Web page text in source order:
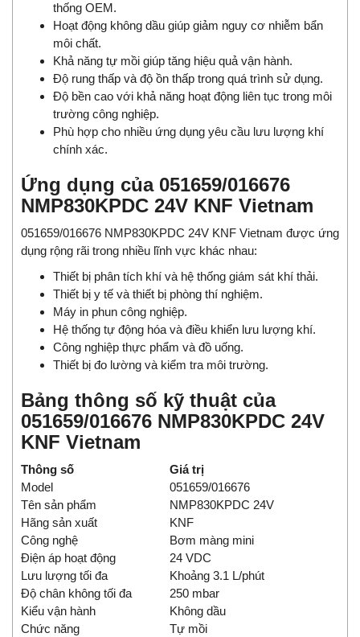
thống OEM.
Hoạt động không dầu giúp giảm nguy cơ nhiễm bẩn
môi chất.
Khả năng tự mồi giúp tăng hiệu quả vận hành.
Độ rung thấp và độ ồn thấp trong quá trình sử dụng.
Độ bền cao với khả năng hoạt động liên tục trong môi
trường công nghiệp.
Phù hợp cho nhiều ứng dụng yêu cầu lưu lượng khí
chính xác.
Ứng dụng của 051659/016676
NMP830KPDC 24V KNF Vietnam
051659/016676 NMP830KPDC 24V KNF Vietnam được ứng
dụng rộng rãi trong nhiều lĩnh vực khác nhau:
Thiết bị phân tích khí và hệ thống giám sát khí thải.
Thiết bị y tế và thiết bị phòng thí nghiệm.
Máy in phun công nghiệp.
Hệ thống tự động hóa và điều khiển lưu lượng khí.
Công nghiệp thực phẩm và đồ uống.
Thiết bị đo lường và kiểm tra môi trường.
Bảng thông số kỹ thuật của
051659/016676 NMP830KPDC 24V
KNF Vietnam
Thông số
Giá trị
Model
051659/016676
Tên sản phẩm
NMP830KPDC 24V
Hãng sản xuất
KNF
Công nghệ
Bơm màng mini
Điện áp hoạt động
24 VDC
Lưu lượng tối đa
Khoảng 3.1 L/phút
Độ chân không tối đa
250 mbar
Kiểu vận hành
Không dầu
Chức năng
Tự mồi